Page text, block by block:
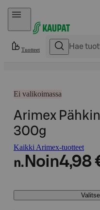
Hyppää sisältöön
Tuotteet
Ei valikoimassa
Arimex
300g
Kaikki Arimex-tuotteet
n. Noin4,98